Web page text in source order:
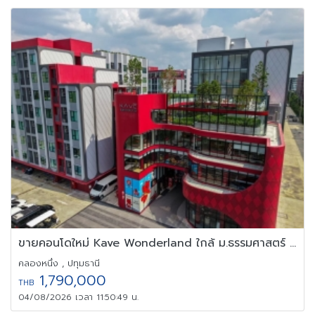
ขายคอนโดใหม่ Kave Wonderland ใกล้ ม.ธรรมศาสตร์ แต่งครบ พร้อมอยู่
คลองหนึ่ง , ปทุมธานี
THB 1,790,000
04/08/2026 เวลา 11:50:49 น.